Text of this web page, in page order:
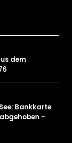
dem
Bankkarte
–